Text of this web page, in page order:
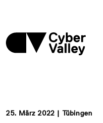
25. März 2022 | Tübingen